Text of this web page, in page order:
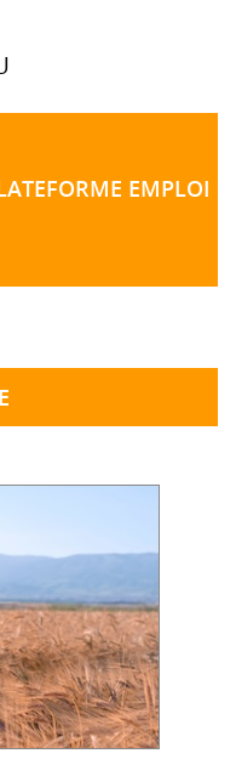
EMPLOI